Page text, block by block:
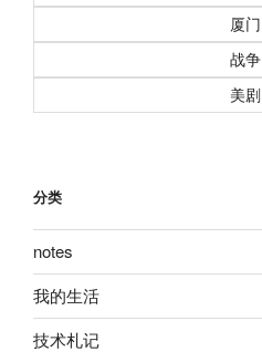
厦门
战争
美剧
分类
notes
我的生活
技术札记